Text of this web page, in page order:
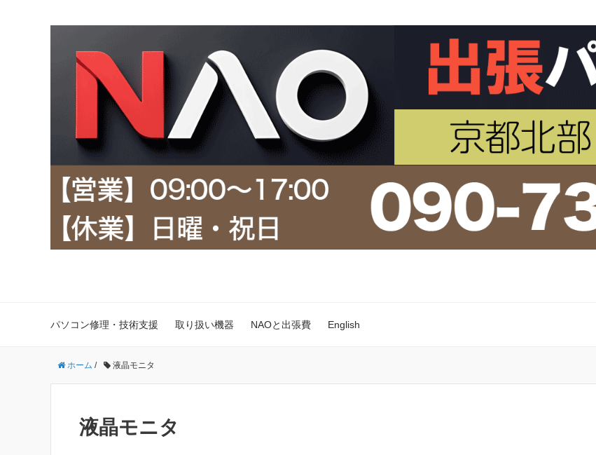
パソコン修理・技術支援 取り扱い機器 NAOと出張費 English
ホーム / 液晶モニタ
液晶モニタ